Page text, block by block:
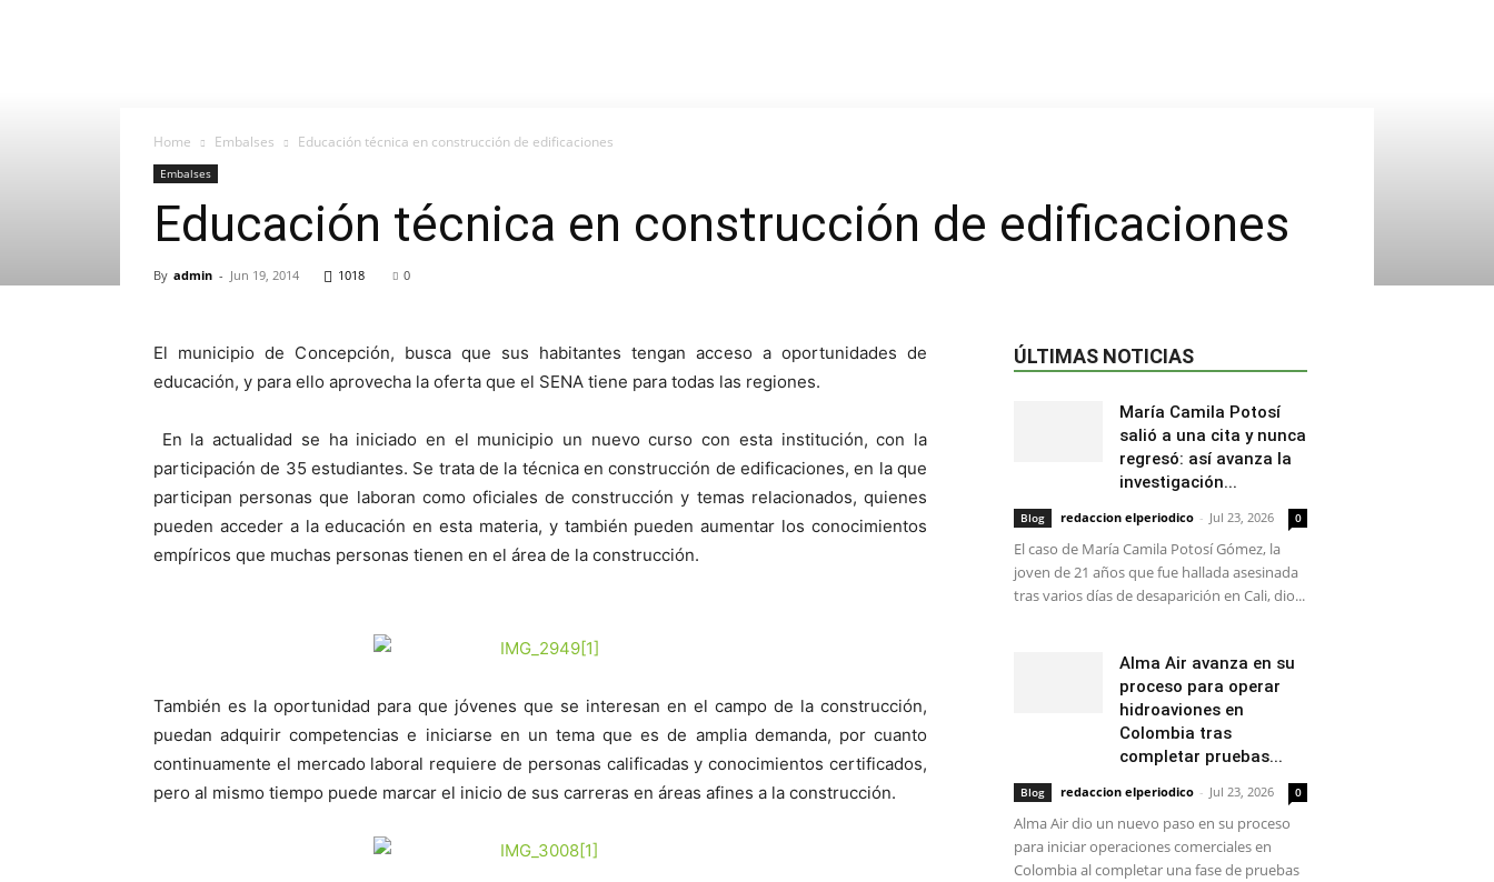
Home Embalses Educación técnica en construcción de edificaciones
Embalses
Educación técnica en construcción de edificaciones
By admin - Jun 19, 2014 1018 0
El municipio de Concepción, busca que sus habitantes tengan acceso a oportunidades de
educación, y para ello aprovecha la oferta que el SENA tiene para todas las regiones.
En la actualidad se ha iniciado en el municipio un nuevo curso con esta institución, con la
participación de 35 estudiantes. Se trata de la técnica en construcción de edificaciones, en la que
participan personas que laboran como oficiales de construcción y temas relacionados, quienes
pueden acceder a la educación en esta materia, y también pueden aumentar los conocimientos
empíricos que muchas personas tienen en el área de la construcción.
También es la oportunidad para que jóvenes que se interesan en el campo de la construcción,
puedan adquirir competencias e iniciarse en un tema que es de amplia demanda, por cuanto
continuamente el mercado laboral requiere de personas calificadas y conocimientos certificados,
pero al mismo tiempo puede marcar el inicio de sus carreras en áreas afines a la construcción.
ÚLTIMAS NOTICIAS
María Camila Potosí
salió a una cita y nunca
regresó: así avanza la
investigación...
Blog redaccion elperiodico - Jul 23, 2026 0
El caso de María Camila Potosí Gómez, la
joven de 21 años que fue hallada asesinada
tras varios días de desaparición en Cali, dio...
Alma Air avanza en su
proceso para operar
hidroaviones en
Colombia tras
completar pruebas...
Blog redaccion elperiodico - Jul 23, 2026 0
Alma Air dio un nuevo paso en su proceso
para iniciar operaciones comerciales en
Colombia al completar una fase de pruebas